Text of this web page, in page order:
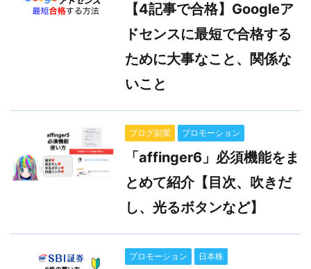
【4記事で合格】Googleア
ドセンスに最短で合格する
ために大事なこと、関係な
いこと
ブログ副業 プロモーション
「affinger6」必須機能をま
とめて紹介【目次、吹きだ
し、光るボタンなど】
プロモーション 日本株